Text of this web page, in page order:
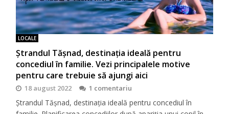
LOCALE
Ștrandul Tășnad, destinația ideală pentru
concediul în familie. Vezi principalele motive
pentru care trebuie să ajungi aici
18 august 2022 1 comentariu
Ștrandul Tășnad, destinația ideală pentru concediul în